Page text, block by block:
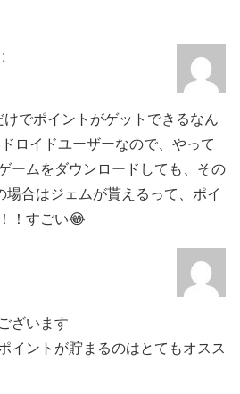
でポイントがゲットできるなん
ロイドユーザーなので、やって
ームをダウンロードしても、その
合はジェムが貰えるって、ポイ
！すごい😂
ざいます
イントが貯まるのはとてもオスス